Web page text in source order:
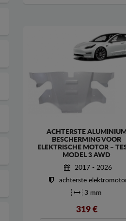
ACHTERSTE ALUMINIUM
BESCHERMING VOOR
ELEKTRISCHE MOTOR –
MODEL 3 AWD
2017 - 2026
achterste
3 mm
319€